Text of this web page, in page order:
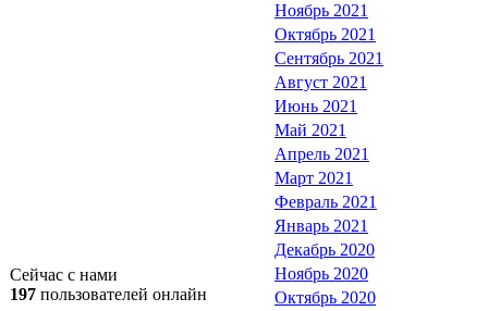
Сейчас с нами
197 пользователей онлайн
Ноябрь 2021
Октябрь 2021
Сентябрь 2021
Август 2021
Июнь 2021
Май 2021
Апрель 2021
Март 2021
Февраль 2021
Январь 2021
Декабрь 2020
Ноябрь 2020
Октябрь 2020